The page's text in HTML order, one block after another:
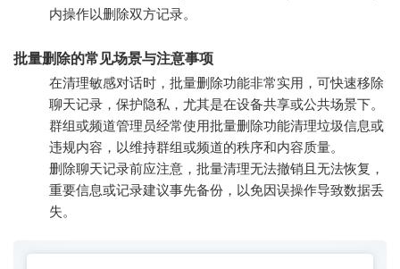
内操作以删除双方记录。
批量删除的常见场景与注意事项
在清理敏感对话时，批量删除功能非常实用，可快速移除
聊天记录，保护隐私，尤其是在设备共享或公共场景下。
群组或频道管理员经常使用批量删除功能清理垃圾信息或
违规内容，以维持群组或频道的秩序和内容质量。
删除聊天记录前应注意，批量清理无法撤销且无法恢复，
重要信息或记录建议事先备份，以免因误操作导致数据丢
失。